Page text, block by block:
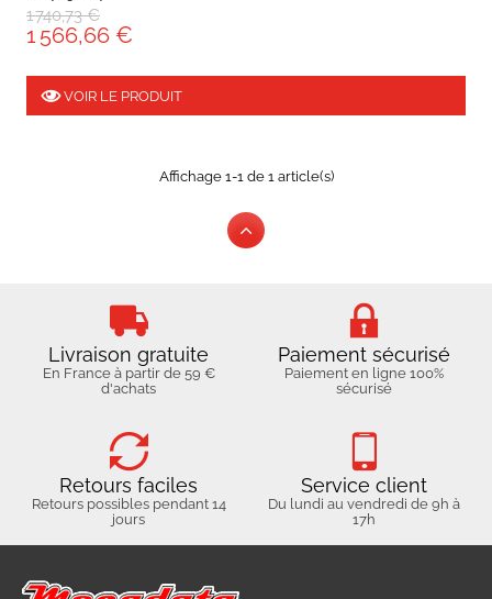
1 740,73 €
1 566,66 €
VOIR LE PRODUIT
Affichage 1-1 de 1 article(s)
Livraison gratuite
En France à partir de 59 €
d'achats
Paiement sécurisé
Paiement en ligne 100%
sécurisé
Retours faciles
Retours possibles pendant 14
jours
Service client
Du lundi au vendredi de 9h à
17h